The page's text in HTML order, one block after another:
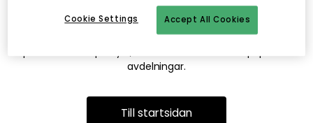
Detta kan bero på att sidan inte längre finns eller att den har
flyttats. Vi ber om ursäkt för besväret. I menyn ovan kan du
avdelningar.
Till startsidan
Accept All Cookies
Cookie Settings